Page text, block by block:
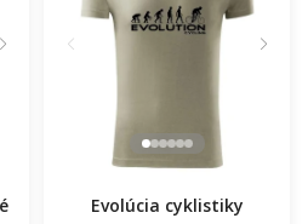
Evolúcia cyklistiky